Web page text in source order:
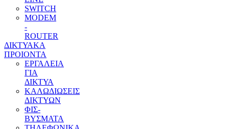
SWITCH
MODEM
-
ROUTER
ΔΙΚΤΥΑΚΑ
ΠΡΟΙΟΝΤΑ
ΕΡΓΑΛΕΙΑ
ΓΙΑ
ΔΙΚΤΥΑ
ΚΑΛΩΔΙΩΣΕΙΣ
ΔΙΚΤΥΩΝ
ΦΙΣ-
ΒΥΣΜΑΤΑ